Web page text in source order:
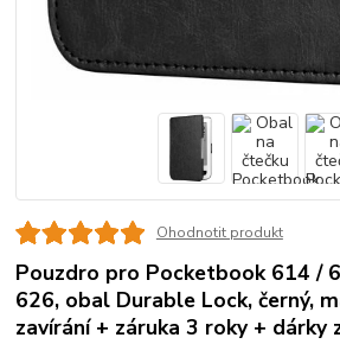
Ohodnotit produkt
Pouzdro pro Pocketbook 614 /
626, obal Durable Lock, černý,
zavírání + záruka 3 roky + dárky